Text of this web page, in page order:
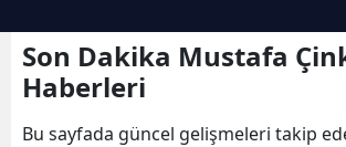
Son Dakika Mustafa
Haberleri
Bu sayfada güncel gelişmeleri takip